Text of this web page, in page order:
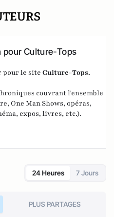
pour Culture-Tops
pour le site Culture-Tops.
couvrant l'ensemble
One Man Shows, opéras,
expos, livres, etc.).
24 Heures 7 Jours
PLUS PARTAGES